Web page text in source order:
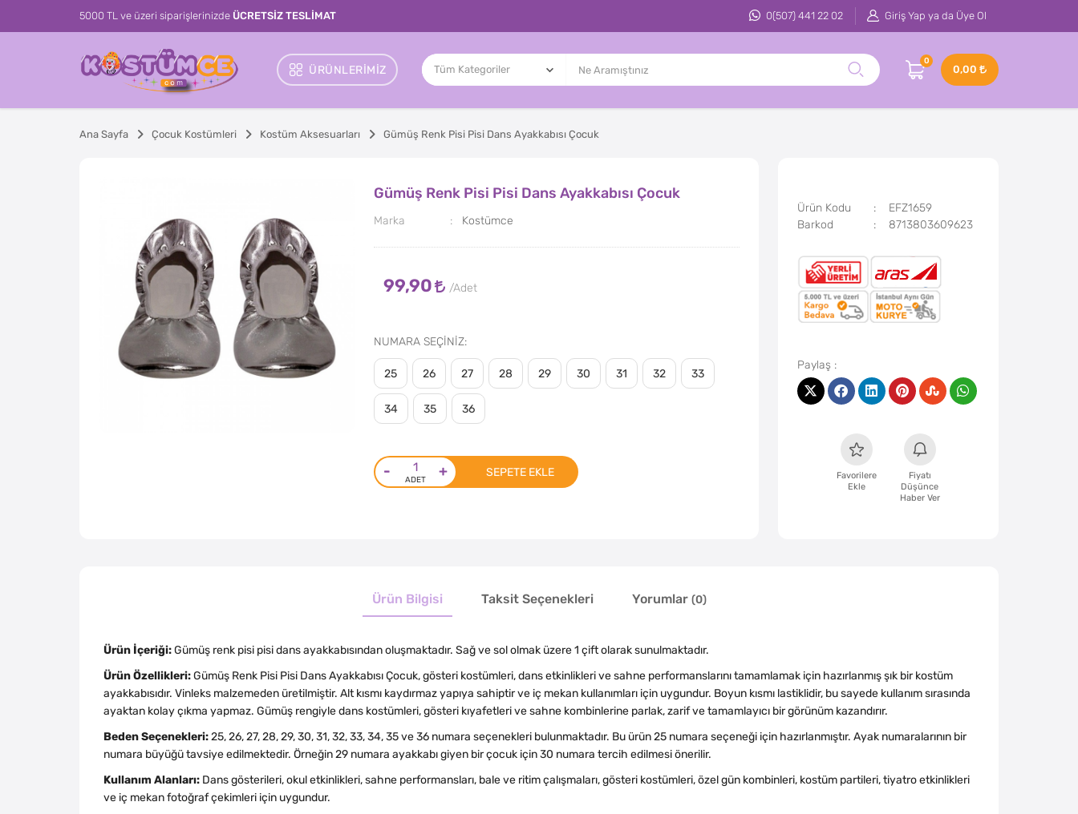
5000 TL ve üzeri siparişlerinizde ÜCRETSİZ TESLİMAT 0(507) 441 22 02 Giriş Yap ya da Üye Ol
ÜRÜNLERIMIZ
0
0,00
Ana Sayfa Çocuk Kostümleri Kostüm Aksesuarları Gümüş Renk Pisi Pisi Dans Ayakkabısı Çocuk
Gümüş Renk Pisi Pisi Dans Ayakkabısı Çocuk
Marka Kostümce
99,90
NUMARA SEÇİNİZ
25 26 27 28 29 30 31 32 33
34 35 36
- + SEPETE EKLE
Ürün Kodu
EFZ1659
Barkod
8713803609623
Favorilere
Ekle
Fiyatı
Düşünce
Haber Ver
Ürün Bilgisi Taksit Seçenekleri Yorumlar (0)
Ürün İçeriği:Gümüş renk pisi pisi dans ayakkabısından oluşmaktadır. Sağ ve sol olmak üzere 1 çift olarak sunulmaktadır.
Ürün Özellikleri:Gümüş Renk Pisi Pisi Dans Ayakkabısı Çocuk, gösteri kostümleri, dans etkinlikleri ve sahne performanslarını tamamlamak için hazırlanmış şık bir kostüm
ayakkabısıdır. Vinleks malzemeden üretilmiştir. Alt kısmı kaydırmaz yapıya sahiptir ve iç mekan kullanımları için uygundur. Boyun kısmı lastiklidir, bu sayede kullanım sırasında
ayaktan kolay çıkma yapmaz. Gümüş rengiyle dans kostümleri, gösteri kıyafetleri ve sahne kombinlerine parlak, zarif ve tamamlayıcı bir görünüm kazandırır.
Beden Seçenekleri: 25, 26, 27, 28, 29, 30, 31, 32, 33, 34, 35 ve 36 numara seçenekleri bulunmaktadır. Bu ürün 25 numara seçeneği için hazırlanmıştır. Ayak numaralarının bir
numara büyüğü tavsiye edilmektedir. Örneğin 29 numara ayakkabı giyen bir çocuk için 30 numara tercih edilmesi önerilir.
Kullanım Alanları: Dans gösterileri, okul etkinlikleri, sahne performansları, bale ve ritim çalışmaları, gösteri kostümleri, özel gün kombinleri, kostüm partileri, tiyatro etkinlikleri
ve iç mekan fotoğraf çekimleri için uygundur.